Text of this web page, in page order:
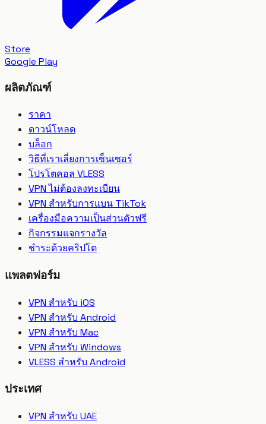
Store
Google Play
ผลิตภัณฑ์
ราคา
ดาวน์โหลด
บล็อก
วิธีที่เราเลี่ยงการเซ็นเซอร์
โปรโตคอล VLESS
VPN ไม่ต้องลงทะเบียน
VPN สำหรับการแบน TikTok
เครื่องมือความเป็นส่วนตัวฟรี
กิจกรรมแจกรางวัล
ชำระด้วยคริปโต
แพลตฟอร์ม
VPN สำหรับ iOS
VPN สำหรับ Android
VPN สำหรับ Mac
VPN สำหรับ Windows
VLESS สำหรับ Android
ประเทศ
VPN สำหรับ UAE